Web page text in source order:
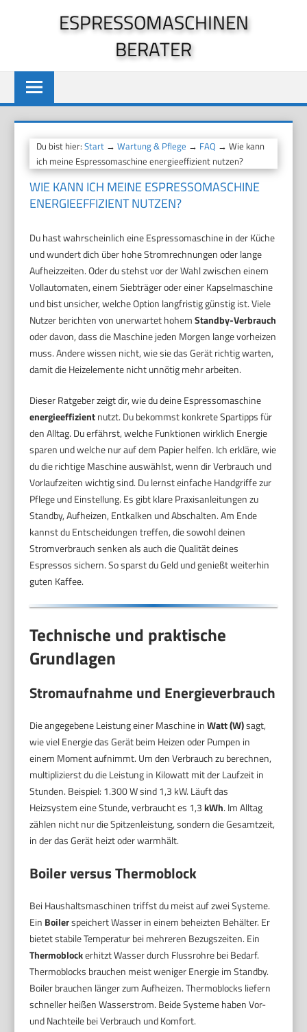
ESPRESSOMASCHINEN
BERATER
Du bist hier:Start →Wartung & Pflege → FAQ → Wie kann
ich meine Espressomaschine energieeffizient nutzen?
WIE KANN ICH MEINE ESPRESSOMASCHINE
ENERGIEEFFIZIENT NUTZEN?
Du hast wahrscheinlich eine Espressomaschine in der Küche
und wundert dich über hohe Stromrechnungen oder lange
Aufheizzeiten. Oder du stehst vor der Wahl zwischen einem
Vollautomaten, einem Siebträger oder einer Kapselmaschine
und bist unsicher, welche Option langfristig günstig ist. Viele
Nutzer berichten von unerwartet hohemStandby-Verbrauch
oder davon, dass die Maschine jeden Morgen lange vorheizen
muss. Andere wissen nicht, wie sie das Gerät richtig warten,
damit die Heizelemente nicht unnötig mehr arbeiten.
Dieser Ratgeber zeigt dir, wie du deine Espressomaschine
energieeffizientnutzt. Du bekommst konkrete Spartipps für
den Alltag. Du erfährst, welche Funktionen wirklich Energie
sparen und welche nur auf dem Papier helfen. Ich erkläre, wie
du die richtige Maschine auswählst, wenn dir Verbrauch und
Vorlaufzeiten wichtig sind. Du lernst einfache Handgriffe zur
Pflege und Einstellung. Es gibt klare Praxisanleitungen zu
Standby, Aufheizen, Entkalken und Abschalten. Am Ende
kannst du Entscheidungen treffen, die sowohl deinen
Stromverbrauch senken als auch die Qualität deines
Espressos sichern. So sparst du Geld und genießt weiterhin
guten Kaffee.
Technische und praktische
Grundlagen
Stromaufnahme und Energieverbrauch
Die angegebene Leistung einer Maschine inWatt (W)sagt,
wie viel Energie das Gerät beim Heizen oder Pumpen in
einem Moment aufnimmt. Um den Verbrauch zu berechnen,
multiplizierst du die Leistung in Kilowatt mit der Laufzeit in
Stunden. Beispiel: 1.300 W sind 1,3 kW. Läuft das
Heizsystem eine Stunde, verbraucht es 1,3kWh. Im Alltag
zählen nicht nur die Spitzenleistung, sondern die Gesamtzeit,
in der das Gerät heizt oder warmhält.
Boiler versus Thermoblock
Bei Haushaltsmaschinen triffst du meist auf zwei Systeme.
Ein Boilerspeichert Wasser in einem beheizten Behälter. Er
bietet stabile Temperatur bei mehreren Bezugszeiten. Ein
Thermoblockerhitzt Wasser durch Flussrohre bei Bedarf.
Thermoblocks brauchen meist weniger Energie im Standby.
Boiler brauchen länger zum Aufheizen. Thermoblocks liefern
schneller heißen Wasserstrom. Beide Systeme haben Vor-
und Nachteile bei Verbrauch und Komfort.